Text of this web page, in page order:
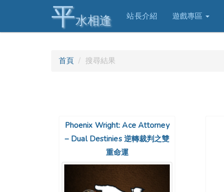
平水相逢 站長介紹 遊戲專區
首頁 搜尋結果
Phoenix Wright: Ace Attorney
– Dual Destinies 逆轉裁判之雙
重命運